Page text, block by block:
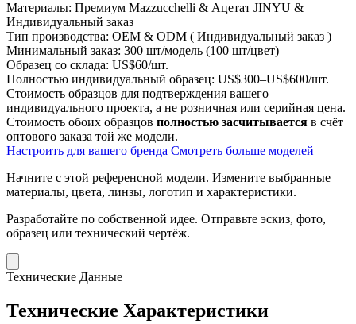
Материалы: Премиум Mazzucchelli & Ацетат JINYU &
Индивидуальный заказ
Тип производства: OEM & ODM ( Индивидуальный заказ )
Минимальный заказ: 300 шт/модель (100 шт/цвет)
Образец со склада: US$60/шт.
Полностью индивидуальный образец: US$300–US$600/шт.
Стоимость образцов для подтверждения вашего
индивидуального проекта, а не розничная или серийная цена.
Стоимость обоих образцов полностью засчитывается в счёт
оптового заказа той же модели.
Настроить для вашего бренда Смотреть больше моделей
Начните с этой референсной модели. Измените выбранные
материалы, цвета, линзы, логотип и характеристики.
Разработайте по собственной идее. Отправьте эскиз, фото,
образец или технический чертёж.
Технические Данные
Технические Характеристики